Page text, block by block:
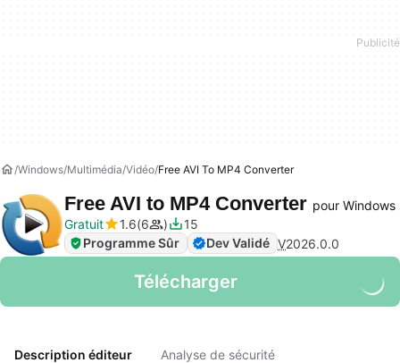
Windows Multimédia Vidéo Free AVI To MP4 Converter
Free AVI to MP4 Converter pour Windows
Gratuit
1.6 6
15
Programme Sûr
Dev Validé V2026.0.0
Télécharger
Description éditeur Analyse de sécurité